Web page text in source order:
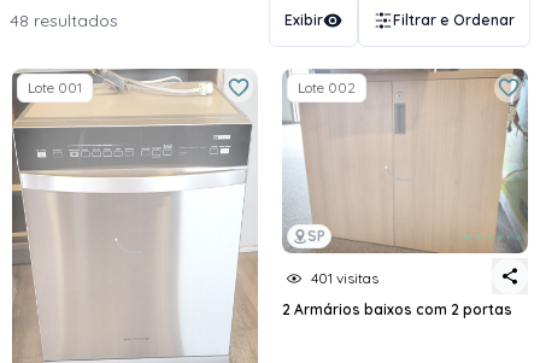
48 resultados Exibir Filtrar e Ordenar
Lote 001
SP
Lote 002
401 visitas
2 Armários baixos com 2 portas